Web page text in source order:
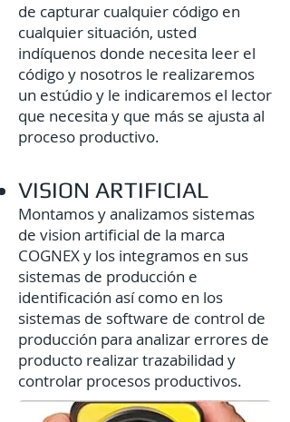
de capturar cualquier código en
cualquier situación, usted
indíquenos donde necesita leer el
código y nosotros le realizaremos
un estúdio y le indicaremos el lector
que necesita y que más se ajusta al
proceso productivo.
VISION ARTIFICIAL
Montamos y analizamos sistemas
de vision artificial de la marca
COGNEX y los integramos en sus
sistemas de producción e
identificación así como en los
sistemas de software de control de
producción para analizar errores de
producto realizar trazabilidad y
controlar procesos productivos.